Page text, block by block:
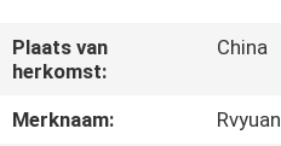
ONGEVEER
ONS
Plaats van
herkomst:
China
Merknaam:
Rvyuan